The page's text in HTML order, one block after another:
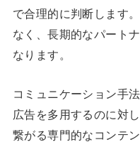
で合理的に判断します
なく、長期的なパート
なります。
コミュニケーション手
広告を多用するのに対
繋がる専門的なコンテ